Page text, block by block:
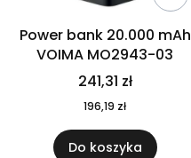
Power bank 20.000 mAh
VOIMA MO2943-03
241,31 zł
196,19 zł
Do koszyka